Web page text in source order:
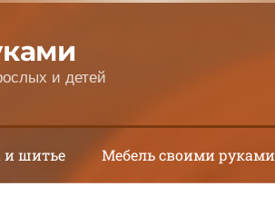
и детей
и шитье Мебель своими руками